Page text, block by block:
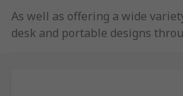
As well as offering a wide
desk and portable designs